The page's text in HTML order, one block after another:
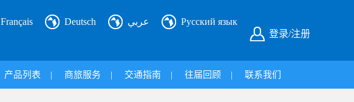
登录/注册
Français Deutsch عربي Русский язык
产品列表 | 商旅服务 | 交通指南 | 往届回顾 | 联系我们